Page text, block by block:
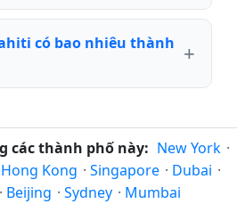
có bao nhiêu thành
các thành phố này: New York ·
Hong Kong · Singapore · Dubai ·
· Beijing · Sydney · Mumbai